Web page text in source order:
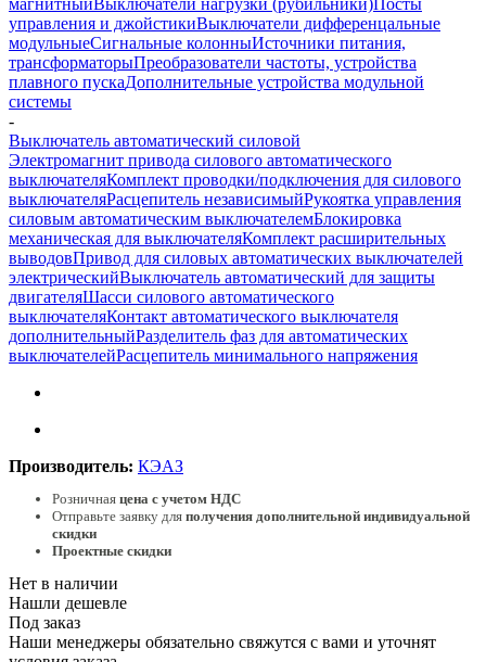
управления и джойстикиВыключатели дифференцальные
модульныеСигнальные колонныИсточники питания,
трансформаторыПреобразователи частоты, устройства
плавного пускаДополнительные устройства модульной
системы
-
Выключатель автоматический силовой
Электромагнит привода силового автоматического
выключателяКомплект проводки/подключения для силового
выключателяРасцепитель независимыйРукоятка управления
силовым автоматическим выключателемБлокировка
механическая для выключателяКомплект расширительных
выводовПривод для силовых автоматических выключателей
электрическийВыключатель автоматический для защиты
двигателяШасси силового автоматического
выключателяКонтакт автоматического выключателя
дополнительныйРазделитель фаз для автоматических
выключателейРасцепитель минимального напряжения
Производитель: КЭАЗ
Розничная цена с учетом НДС
Отправьте заявку для получения дополнительной индивидуальной
скидки
Проектные скидки
Нет в наличии
Нашли дешевле
Под заказ
Наши менеджеры обязательно свяжутся с вами и уточнят